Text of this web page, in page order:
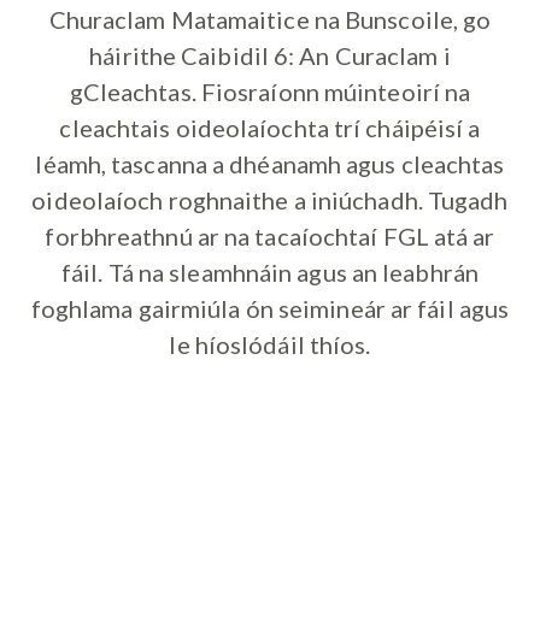
Churaclam Matamaitice na Bunscoile, go
háirithe Caibidil 6: An Curaclam i
gCleachtas. Fiosraíonn múinteoirí na
cleachtais oideolaíochta trí cháipéisí a
léamh, tascanna a dhéanamh agus cleachtas
oideolaíoch roghnaithe a iniúchadh. Tugadh
forbhreathnú ar na tacaíochtaí FGL atá ar
fáil. Tá na sleamhnáin agus an leabhrán
foghlama gairmiúla ón seimineár ar fáil agus
le híoslódáil thíos.